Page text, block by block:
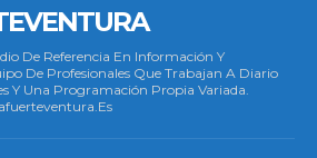
De Referencia En Información Y
De Profesionales Que Trabajan A Diario
Y Una Programación Propia Variada.